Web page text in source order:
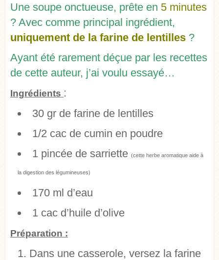
Une soupe onctueuse, prête en 5 minutes
? Avec comme principal ingrédient,
uniquement de la farine de lentilles ?
Ayant été rarement déçue par les recettes
de cette auteur, j’ai voulu essayé…
Ingrédients :
30 gr de farine de lentilles
1/2 cac de cumin en poudre
1 pincée de sarriette(cette herbe aromatique aide à
la digestion des légumineuses)
170 ml d’eau
1 cac d’huile d’olive
Préparation :
Dans une casserole, versez la farine